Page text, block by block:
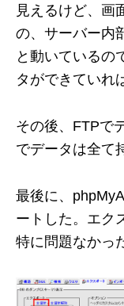
見えるけど、画
の、サーバー内
と動いているの
タができていれ
その後、FTPで
でデータは全て
最後に、
ートした。エク
特に問題なかっ